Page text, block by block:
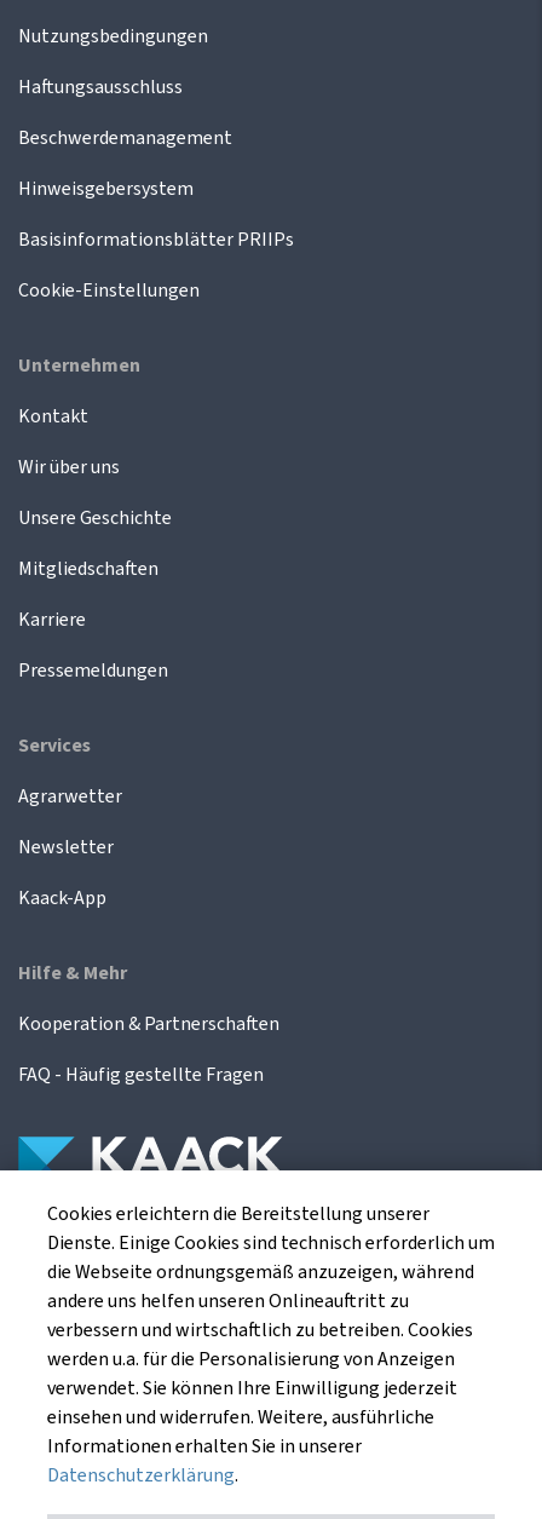
Nutzungsbedingungen
Haftungsausschluss
Beschwerdemanagement
Hinweisgebersystem
Basisinformationsblätter PRIIPs
Cookie-Einstellungen
Unternehmen
Kontakt
Wir über uns
Unsere Geschichte
Mitgliedschaften
Karriere
Pressemeldungen
Services
Agrarwetter
Newsletter
Kaack-App
Hilfe & Mehr
Kooperation & Partnerschaften
FAQ - Häufig gestellte Fragen
Die Kaack Terminhandel GmbH ist ein
Finanzdienstleistungsinstitut für die europäischen
Agrarterminbörsen.
Kaack Terminhandel GmbH
Am Markt 8
49661 Cloppenburg
Cookies erleichtern die Bereitstellung unserer
Dienste. Einige Cookies sind technisch erforderlich um
die Webseite ordnungsgemäß anzuzeigen, während
andere uns helfen unseren Onlineauftritt zu
verbessern und wirtschaftlich zu betreiben. Cookies
werden u.a. für die Personalisierung von Anzeigen
verwendet. Sie können Ihre Einwilligung jederzeit
einsehen und widerrufen. Weitere, ausführliche
Informationen erhalten Sie in unserer
Datenschutzerklärung.